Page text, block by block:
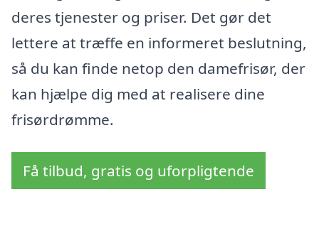
deres tjenester og priser. Det gør det
lettere at træffe en informeret beslutning,
så du kan finde netop den damefrisør, der
kan hjælpe dig med at realisere dine
frisørdrømme.
Få tilbud, gratis og uforpligtende